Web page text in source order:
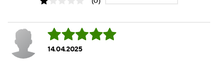
14.04.2025